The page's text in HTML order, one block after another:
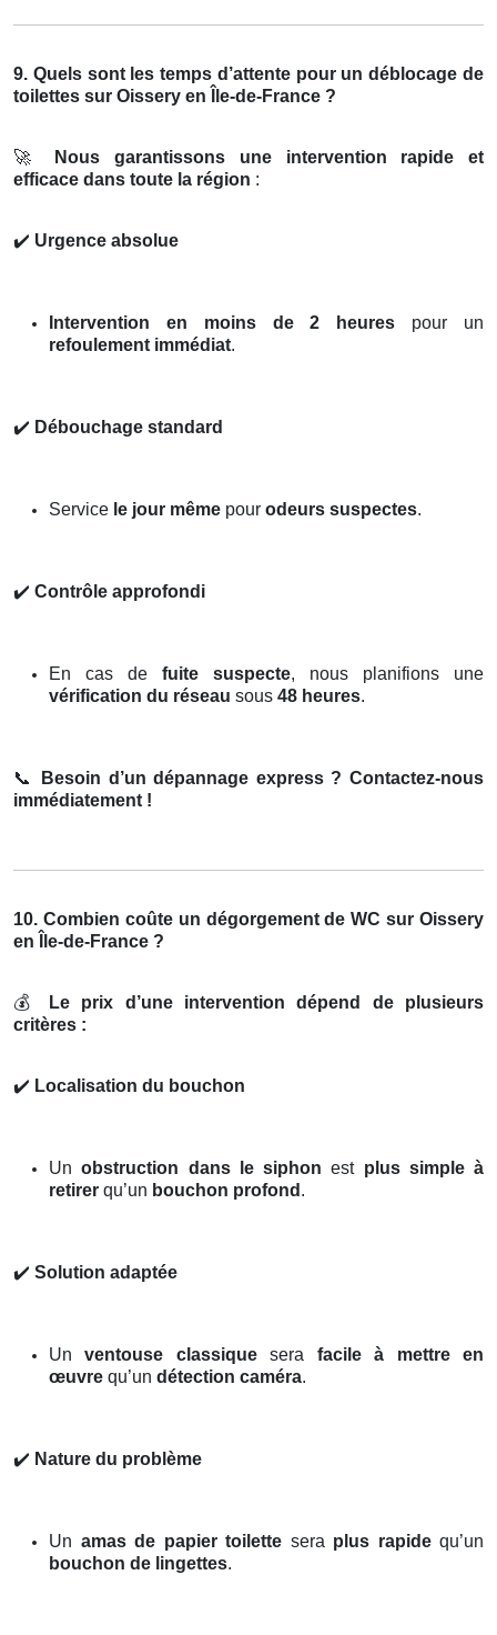
9. Quels sont les temps d’attente pour un déblocage de
toilettes sur Oissery en Île-de-France ?
🚀
Nous garantissons une intervention rapide et
efficace dans toute la région :
✔️ Urgence absolue
Intervention en moins de 2 heures pour un
refoulement immédiat.
✔️ Débouchage standard
Service le jour même pour odeurs suspectes.
✔️ Contrôle approfondi
En cas de fuite suspecte, nous planifions une
vérification du réseau sous 48 heures.
📞
Besoin d’un dépannage express ? Contactez-nous
immédiatement !
10. Combien coûte un dégorgement de WC sur Oissery
en Île-de-France ?
💰
Le prix d’une intervention dépend de plusieurs
critères :
✔️ Localisation du bouchon
Unobstruction dans le siphon est plus simple à
retirer qu’un bouchon profond .
✔️ Solution adaptée
Unventouse classiquesera facile à mettre en
œuvre qu’un détection caméra.
✔️ Nature du problème
Un amas de papier toilette sera plus rapidequ’un
bouchon de lingettes.